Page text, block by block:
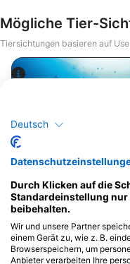
Mögliche Tier-
Tiersichtungen basieren auf
Muräne
24Sichtungen
Deutsch
Durch Klicken auf die
Standardeinstellung
beibehalten.
Wir und unsere Partner
einem Gerät zu, wie z. B.
Browserspeichern, um
Anbieter verarbeiten Ihre